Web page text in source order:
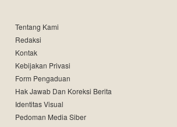
Tentang Kami
Redaksi
Kontak
Kebijakan Privasi
Form Pengaduan
Hak Jawab Dan Koreksi Berita
Identitas Visual
Pedoman Media Siber